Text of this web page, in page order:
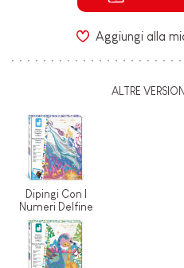
Aggiungi alla
ALTRE
Dipingi Con I
Numeri Delfine